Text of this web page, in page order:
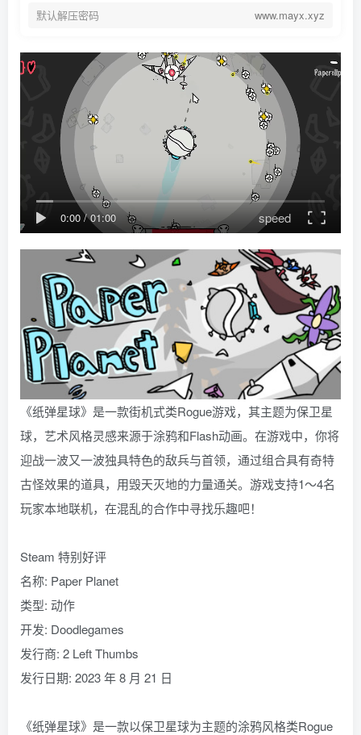
默认解压密码 www.mayx.xyz
0:00/01:00 speed
《纸弹星球》是一款街机式类Rogue游戏，其主题为保卫星
球，艺术风格灵感来源于涂鸦和Flash动画。在游戏中，你将
迎战一波又一波独具特色的敌兵与首领，通过组合具有奇特
古怪效果的道具，用毁天灭地的力量通关。游戏支持1～4名
玩家本地联机，在混乱的合作中寻找乐趣吧！
Steam 特别好评
名称: Paper Planet
类型: 动作
开发: Doodlegames
发行商: 2 Left Thumbs
发行日期: 2023 年 8 月 21 日
《纸弹星球》是一款以保卫星球为主题的涂鸦风格类Rogue